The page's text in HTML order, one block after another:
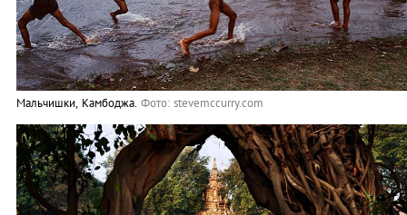
Мальчишки, Камбоджа. Фото: stevemccurry.com